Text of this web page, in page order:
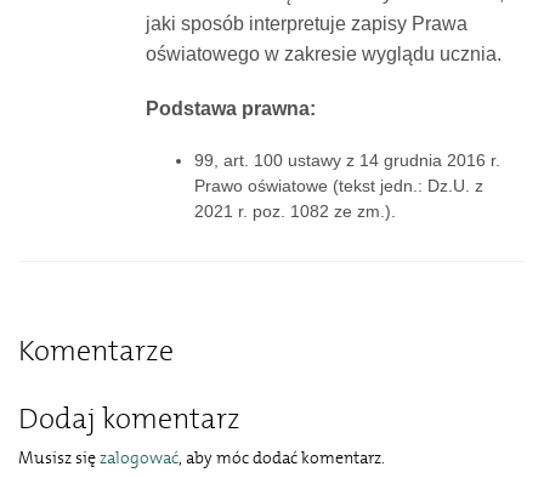
jaki sposób interpretuje zapisy Prawa
oświatowego w zakresie wyglądu ucznia.
Podstawa prawna:
99, art. 100 ustawy z 14 grudnia 2016 r.
Prawo oświatowe (tekst jedn.: Dz.U. z
2021 r. poz. 1082 ze zm.).
Komentarze
Dodaj komentarz
Musisz sięzalogować, aby móc dodać komentarz.